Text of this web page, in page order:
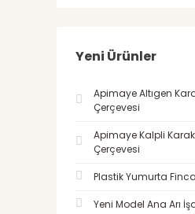
Yeni Ürünler
Apimaye Altıgen
Çerçevesi
Apimaye Kalpli
Çerçevesi
Plastik Yumurta
Yeni Model Ana Arı